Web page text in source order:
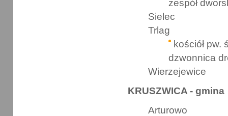
zespół
Sielec
Trlag
kościół pw.
dzwonnica
Wierzejewice
KRUSZWICA - gmina
Arturowo